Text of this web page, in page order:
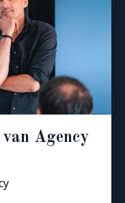
Agency